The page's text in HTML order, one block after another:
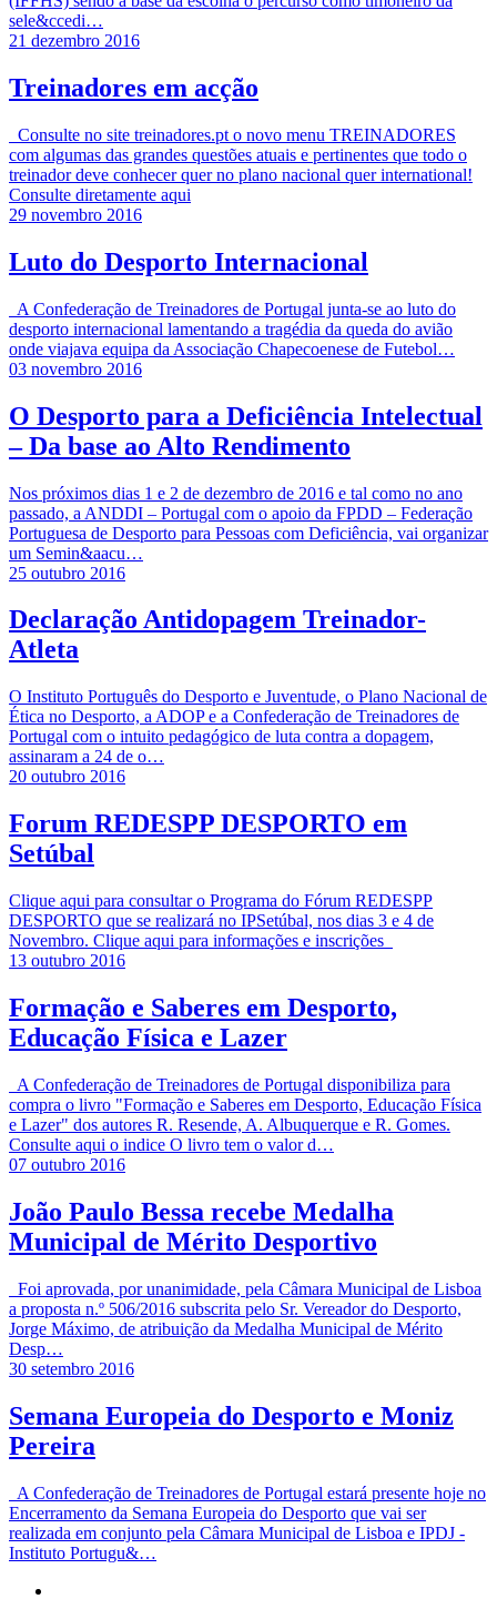
sele&ccedi…
21 dezembro 2016
Treinadores em acção
Consulte no site treinadores.pt o novo menu TREINADORES
com algumas das grandes questões atuais e pertinentes que todo o
treinador deve conhecer quer no plano nacional quer international!
Consulte diretamente aqui
29 novembro 2016
Luto do Desporto Internacional
A Confederação de Treinadores de Portugal junta-se ao luto do
desporto internacional lamentando a tragédia da queda do avião
onde viajava equipa da Associação Chapecoenese de Futebol…
03 novembro 2016
O Desporto para a Deficiência Intelectual
– Da base ao Alto Rendimento
Nos próximos dias 1 e 2 de dezembro de 2016 e tal como no ano
passado, a ANDDI – Portugal com o apoio da FPDD – Federação
Portuguesa de Desporto para Pessoas com Deficiência, vai organizar
um Semin&aacu…
25 outubro 2016
Declaração Antidopagem Treinador-
Atleta
O Instituto Português do Desporto e Juventude, o Plano Nacional de
Ética no Desporto, a ADOP e a Confederação de Treinadores de
Portugal com o intuito pedagógico de luta contra a dopagem,
assinaram a 24 de o…
20 outubro 2016
Forum REDESPP DESPORTO em
Setúbal
Clique aqui para consultar o Programa do Fórum REDESPP
DESPORTO que se realizará no IPSetúbal, nos dias 3 e 4 de
Novembro. Clique aqui para informações e inscrições
13 outubro 2016
Formação e Saberes em Desporto,
Educação Física e Lazer
A Confederação de Treinadores de Portugal disponibiliza para
compra o livro "Formação e Saberes em Desporto, Educação Física
e Lazer" dos autores R. Resende, A. Albuquerque e R. Gomes.
Consulte aqui o indice O livro tem o valor d…
07 outubro 2016
João Paulo Bessa recebe Medalha
Municipal de Mérito Desportivo
Foi aprovada, por unanimidade, pela Câmara Municipal de Lisboa
a proposta n.º 506/2016 subscrita pelo Sr. Vereador do Desporto,
Jorge Máximo, de atribuição da Medalha Municipal de Mérito
Desp…
30 setembro 2016
Semana Europeia do Desporto e Moniz
Pereira
A Confederação de Treinadores de Portugal estará presente hoje no
Encerramento da Semana Europeia do Desporto que vai ser
realizada em conjunto pela Câmara Municipal de Lisboa e IPDJ -
Instituto Portugu&…